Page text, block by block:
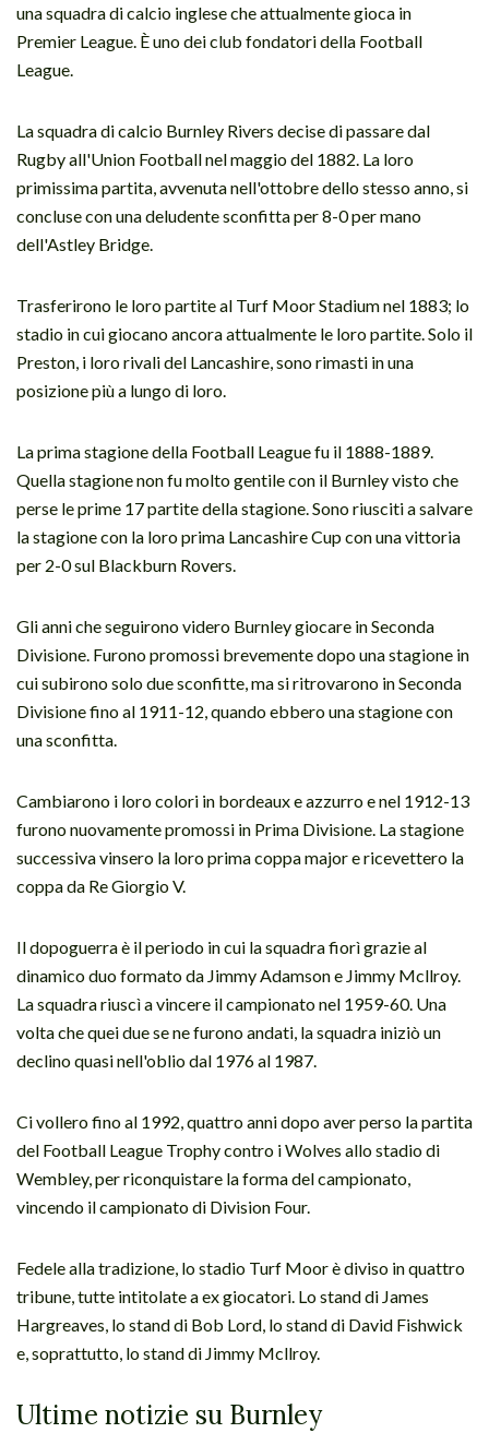
una squadra di calcio inglese che attualmente gioca in
Premier League. È uno dei club fondatori della Football
League.
La squadra di calcio Burnley Rivers decise di passare dal
Rugby all'Union Football nel maggio del 1882. La loro
primissima partita, avvenuta nell'ottobre dello stesso anno, si
concluse con una deludente sconfitta per 8-0 per mano
dell'Astley Bridge.
Trasferirono le loro partite al Turf Moor Stadium nel 1883; lo
stadio in cui giocano ancora attualmente le loro partite. Solo il
Preston, i loro rivali del Lancashire, sono rimasti in una
posizione più a lungo di loro.
La prima stagione della Football League fu il 1888-1889.
Quella stagione non fu molto gentile con il Burnley visto che
perse le prime 17 partite della stagione. Sono riusciti a salvare
la stagione con la loro prima Lancashire Cup con una vittoria
per 2-0 sul Blackburn Rovers.
Gli anni che seguirono videro Burnley giocare in Seconda
Divisione. Furono promossi brevemente dopo una stagione in
cui subirono solo due sconfitte, ma si ritrovarono in Seconda
Divisione fino al 1911-12, quando ebbero una stagione con
una sconfitta.
Cambiarono i loro colori in bordeaux e azzurro e nel 1912-13
furono nuovamente promossi in Prima Divisione. La stagione
successiva vinsero la loro prima coppa major e ricevettero la
coppa da Re Giorgio V.
Il dopoguerra è il periodo in cui la squadra fiorì grazie al
dinamico duo formato da Jimmy Adamson e Jimmy Mcllroy.
La squadra riuscì a vincere il campionato nel 1959-60. Una
volta che quei due se ne furono andati, la squadra iniziò un
declino quasi nell'oblio dal 1976 al 1987.
Ci vollero fino al 1992, quattro anni dopo aver perso la partita
del Football League Trophy contro i Wolves allo stadio di
Wembley, per riconquistare la forma del campionato,
vincendo il campionato di Division Four.
Fedele alla tradizione, lo stadio Turf Moor è diviso in quattro
tribune, tutte intitolate a ex giocatori. Lo stand di James
Hargreaves, lo stand di Bob Lord, lo stand di David Fishwick
e, soprattutto, lo stand di Jimmy Mcllroy.
Ultime notizie su Burnley